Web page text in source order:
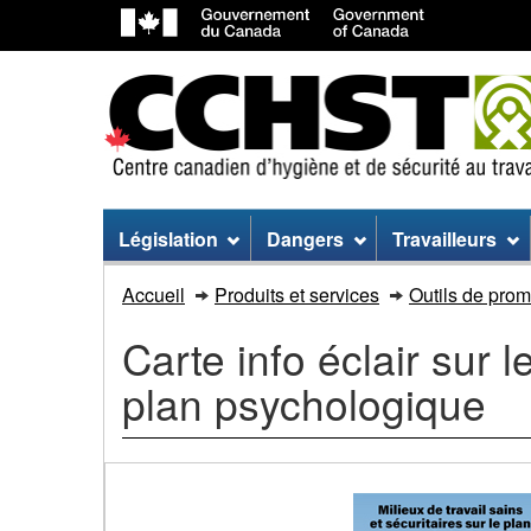
Menu
du
site
Législation Dangers Travailleurs
Accueil Produits et services Outils de
Carte info éclair sur
plan psychologique